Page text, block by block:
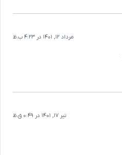
مرداد 12, 1401 در 4:23 ب.ظ
تیر 17, 1401 در 0:49 ق.ظ